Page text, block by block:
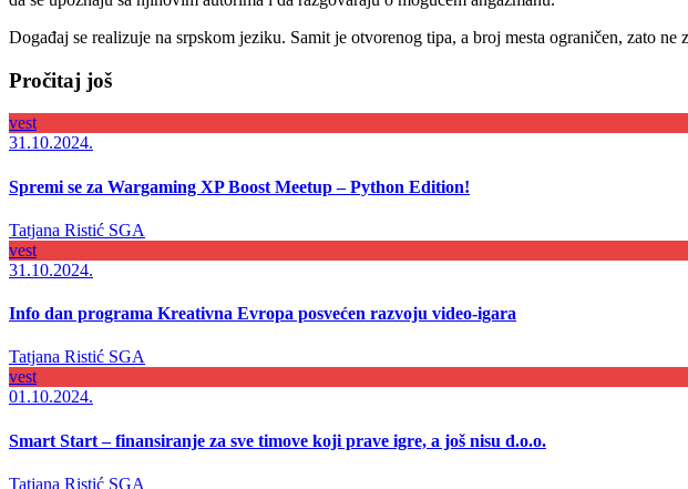
Događaj se realizuje na srpskom jeziku. Samit je otvorenog tipa, a broj mesta ograničen, zato ne
Pročitaj još
vest
31.10.2024.
Spremi se za Wargaming XP Boost Meetup – Python Edition!
Tatjana Ristić SGA
vest
31.10.2024.
Info dan programa Kreativna Evropa posvećen razvoju video-igara
Tatjana Ristić SGA
vest
01.10.2024.
Smart Start – finansiranje za sve timove koji prave igre, a još nisu d.o.o.
Tatjana Ristić SGA